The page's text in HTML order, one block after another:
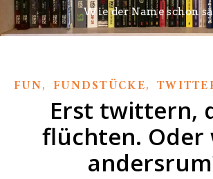
Wie der Name schon
FUN, FUNDSTÜCKE,
Erst twittern,
flüchten. Oder